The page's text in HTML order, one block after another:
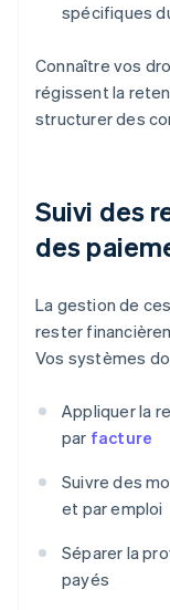
spécifiques
Connaître vos
régissent la
structurer des
Suivi des
des
La gestion de
rester
Vos systèmes
Appliquer la
par facture
Suivre des
et par emploi
Séparer la
payés